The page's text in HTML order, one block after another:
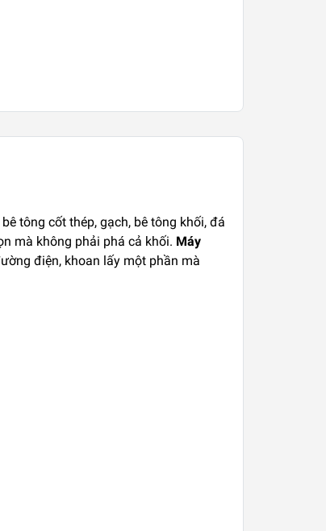
tông cốt thép, gạch, bê tông khối, đá
mà không phải phá cả khối. Máy
điện, khoan lấy một phần mà